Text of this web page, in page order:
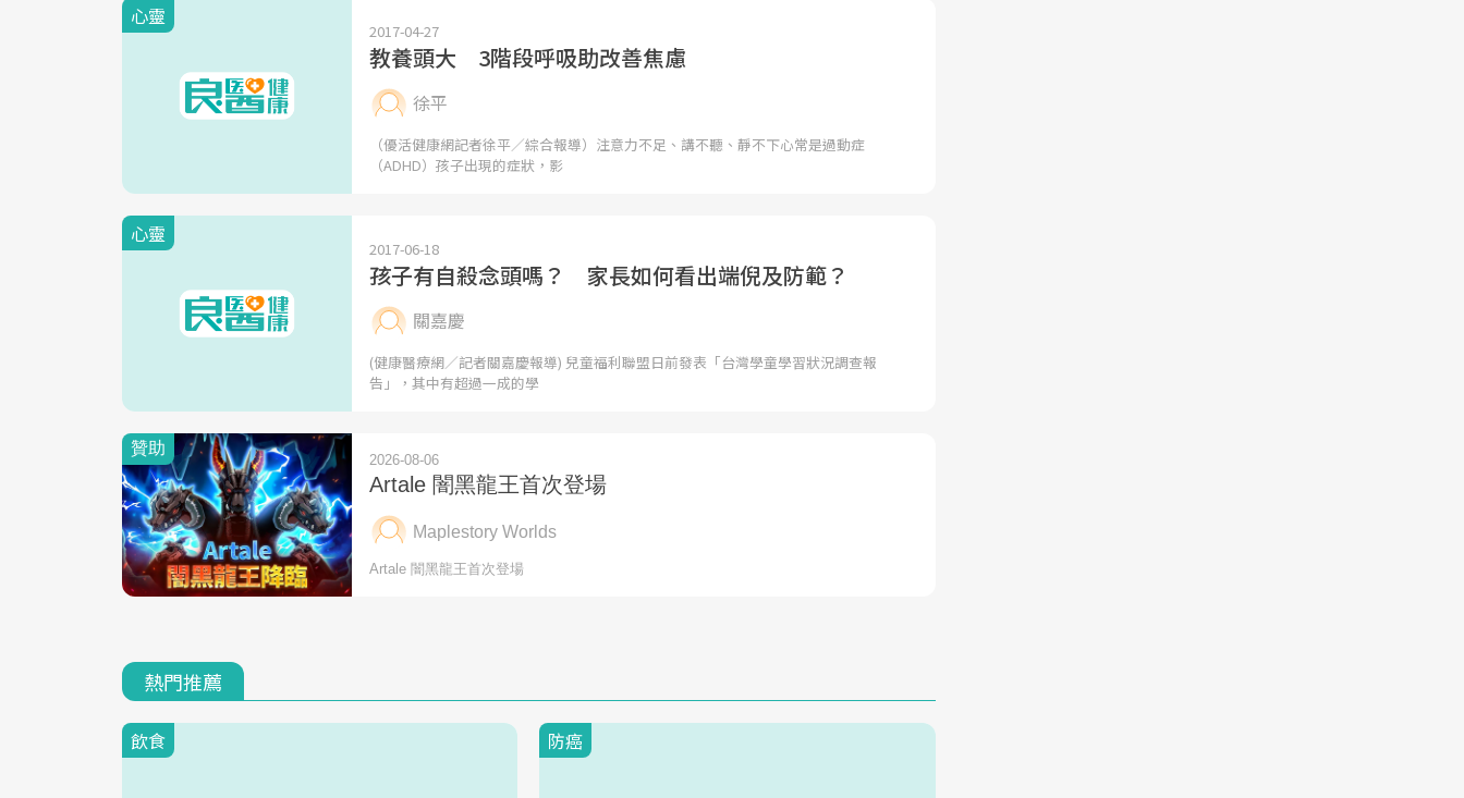
心靈
2017-04-27
教養頭大 3階段呼吸助改善焦慮
徐平
（優活健康網記者徐平／綜合報導）注意力不足、講不聽、靜不下心常是過動症
（ADHD）孩子出現的症狀，影
心靈
2017-06-18
孩子有自殺念頭嗎？ 家長如何看出端倪及防範？
關嘉慶
(健康醫療網／記者關嘉慶報導) 兒童福利聯盟日前發表「台灣學童學習狀況調查報
告」，其中有超過一成的學
熱門推薦
飲食 防癌